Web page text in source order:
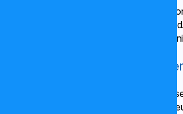
In het sociaal plan hebben we extra
onder meer de herplaatsingstermijn
we zien dat eerlijk en betrouwbaar
Samen in gesprek en samen
Goede communicatie en dialoog waren
gevolgen of behoefte hadden aan